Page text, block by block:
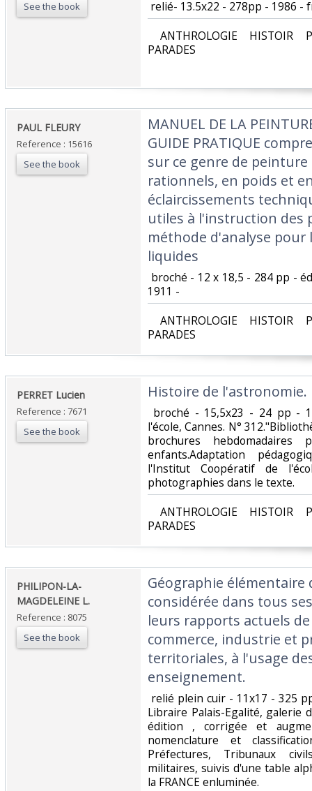
See the book
relié- 13.5x22 - 278pp - 1986 -
ANTHROLOGIE HISTOIR
PARADES‎
‎PAUL FLEURY ‎
Reference : 15616
See the book
‎MANUEL DE LA
GUIDE PRATIQUE
sur ce genre de peinture
rationnels, en poids et
éclaircissements
utiles à l'instruction des
méthode d'analyse pour
liquides ‎
broché - 12 x 18,5 - 284 pp -
1911 - ‎
ANTHROLOGIE HISTOIR
PARADES‎
‎PERRET Lucien‎
Reference : 7671
See the book
‎Histoire de l'astronomie.‎
broché - 15,5x23 - 24 pp -
l'école, Cannes. N°
brochures
enfants.Adaptation
l'Institut Coopératif de
photographies dans le texte.‎
ANTHROLOGIE HISTOIR
PARADES‎
‎PHILIPON-LA-
MAGDELEINE L.‎
Reference : 8075
See the book
‎Géographie élémentaire
considérée dans tous
leurs rapports actuels
commerce, industrie et
territoriales, à l'usage
enseignement. ‎
relié plein cuir - 11x17 - 325
Libraire Palais-Egalité, galerie
édition , corrigée et
nomenclature et
Préfectures, Tribunaux
militaires, suivis d'une table
la FRANCE enluminée. ‎